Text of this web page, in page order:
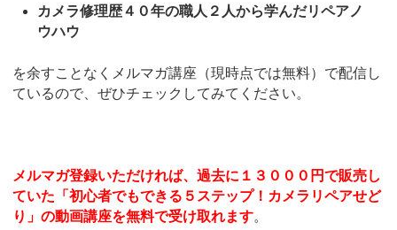
カメラ修理歴４０年の職人２人から学んだリペアノ
ウハウ
を余すことなくメルマガ講座（現時点では無料）で配信し
ているので、ぜひチェックしてみてください。
メルマガ登録いただければ、過去に１３０００円で販売し
ていた「初心者でもできる５ステップ！カメラリペアせど
り」の動画講座を無料で受け取れます。